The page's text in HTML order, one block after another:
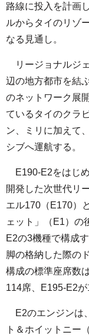
路線に投入を計画
ルからタイのリゾ
なる見通し。
リージョナルジ
辺の地方都市を結
のネットワーク展
ているタイのクラ
ン、ミリに加えて
シブへ運航する。
E190-E2をはじ
開発した次世代リ
エル170（E170）
ェット」（E1）の
E2の3機種で構成
脚の格納した際の
構成の標準座席数
114席、E195-E2が
E2のエンジンは
ト＆ホイットニー